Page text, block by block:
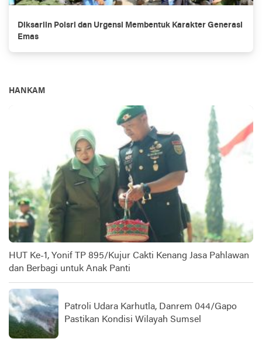
Diksarlin Polsri dan Urgensi Membentuk Karakter Generasi
Emas
HANKAM
HUT Ke-1, Yonif TP 895/Kujur Cakti Kenang Jasa Pahlawan
dan Berbagi untuk Anak Panti
Patroli Udara Karhutla, Danrem 044/Gapo
Pastikan Kondisi Wilayah Sumsel